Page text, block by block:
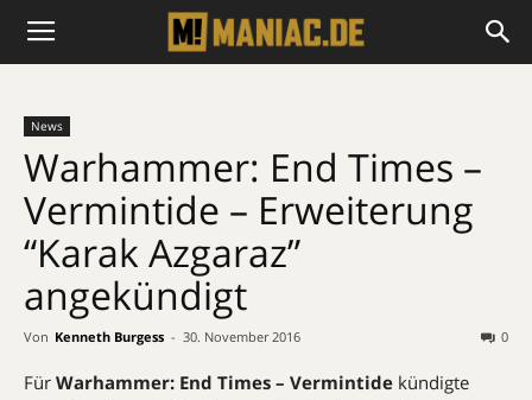
News
Warhammer: End Times –
Vermintide – Erweiterung
“Karak Azgaraz”
angekündigt
Von Kenneth Burgess - 30. November 2016 0
Für Warhammer: End Times – Vermintide kündigte